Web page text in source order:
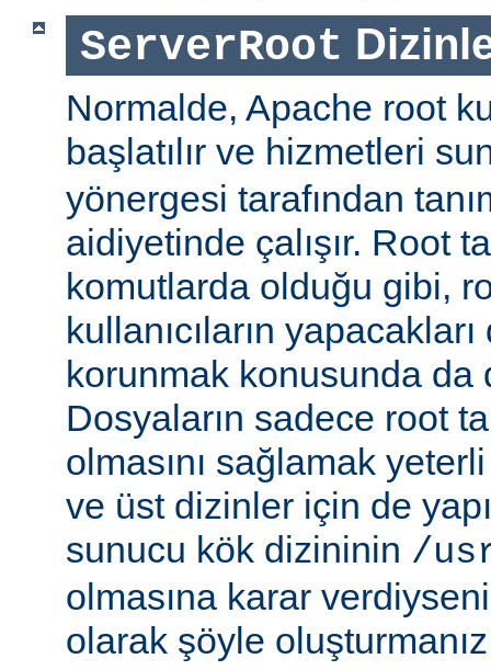
ServerRoot
Normalde, Apache root
başlatılır ve hizmetleri
yönergesi tarafından
aidiyetinde çalışır. Root
komutlarda olduğu gibi,
kullanıcıların
korunmak konusunda da
Dosyaların sadece root
olmasını sağlamak
ve üst dizinler için de
sunucu kök dizininin /
olmasına karar
olarak şöyle